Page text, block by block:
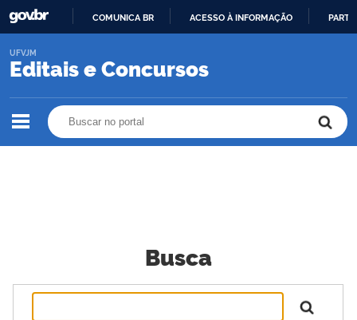
O
COMUNICA BR ACESSO À INFORMAÇÃO
Editais e Concursos
UFVJM
Busca